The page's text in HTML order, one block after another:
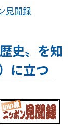
見聞録
史〟を知
に立つ